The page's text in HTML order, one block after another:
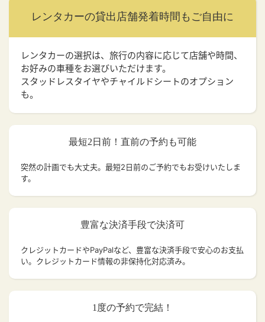
レンタカーの貸出店舗発着時間もご自由に
レンタカーの選択は、旅行の内容に応じて店舗や時間、
お好みの車種をお選びいただけます。
スタッドレスタイヤやチャイルドシートのオプション
も。
最短2日前！直前の予約も可能
突然の計画でも大丈夫。 最短2日前のご予約でもお受けいたしま
す。
豊富な決済手段で決済可
クレジットカードやPayPalなど、豊富な決済手段で安心のお支払
い。クレジットカード情報の非保持化対応済み。
1度の予約で完結！